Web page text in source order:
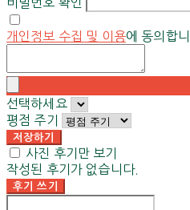
개인정보 수집 및 이용에 동의합니
선택하세요
평점 주기
저장하기
사진 후기만 보기
작성된 후기가 없습니다.
후기 쓰기